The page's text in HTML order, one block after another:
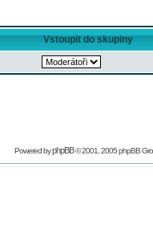
Vstoupit do skupiny
Powered byphpBB© 2001, 2005 phpBB